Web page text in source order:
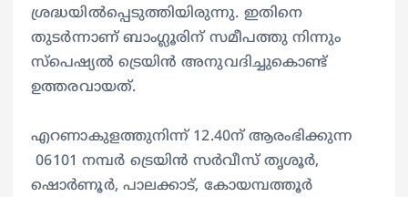
ശ്രദ്ധയിൽപ്പെടുത്തിയിരുന്നു. ഇതിനെ
തുടർന്നാണ് ബാംഗ്ലൂരിന് സമീപത്തു നിന്നും
സ്പെഷ്യൽ ട്രെയിൻ അനുവദിച്ചുകൊണ്ട്
ഉത്തരവായത്.
എറണാകുളത്തുനിന്ന് 12.40ന് ആരംഭിക്കുന്ന
06101 നമ്പര്‍ ട്രെയിൻ സര്‍വീസ് തൃശൂര്‍,
ഷൊര്‍ണൂര്‍, പാലക്കാട്, കോയമ്പത്തൂര്‍